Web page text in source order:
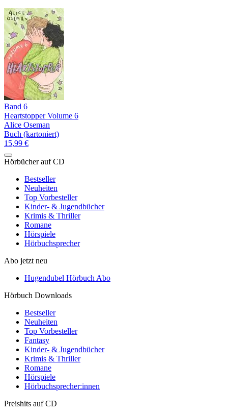
Band 6
Heartstopper Volume 6
Alice Oseman
Buch (kartoniert)
15,99 €
Hörbücher auf CD
Bestseller
Neuheiten
Top Vorbesteller
Kinder- & Jugendbücher
Krimis & Thriller
Romane
Hörspiele
Hörbuchsprecher
Abo jetzt neu
Hugendubel Hörbuch Abo
Hörbuch Downloads
Bestseller
Neuheiten
Top Vorbesteller
Fantasy
Kinder- & Jugendbücher
Krimis & Thriller
Romane
Hörspiele
Hörbuchsprecher:innen
Preishits auf CD